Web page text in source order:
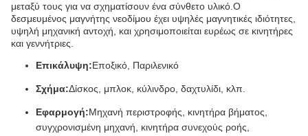
μεταξύ τους για να σχηματίσουν ένα σύνθετο υλικό.Ο
δεσμευμένος μαγνήτης νεοδίμου έχει υψηλές μαγνητικές ιδιότητες,
υψηλή μηχανική αντοχή, και χρησιμοποιείται ευρέως σε κινητήρες
και γεννήτριες.
Επικάλυψη:Εποξικό, Παριλενικό
Σχήμα:Δίσκος, μπλοκ, κύλινδρο, δαχτυλίδι, κλπ.
Εφαρμογή:Μηχανή περιστροφής, κινητήρα βήματος,
συγχρονισμένη μηχανή, κινητήρα συνεχούς ροής,